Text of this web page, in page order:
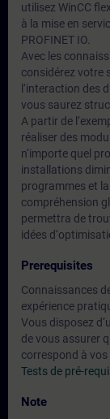
utilisez WinCC
à la mise en
PROFINET IO.
Avec les
considérez votre
l‘interaction des
vous saurez
A partir de
réaliser des
n‘importe quel
installations
programmes et
compréhension
permettra de
idées
Prerequisites
Connaissances
expérience
Vous disposez
de vous assurer
correspond à vos
Tests de pré-
Note